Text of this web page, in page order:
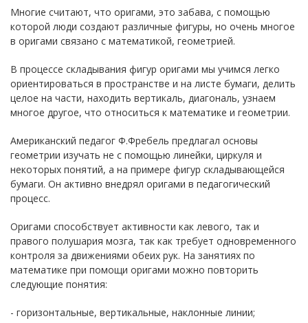
Многие считают, что оригами, это забава, с помощью
которой люди создают различные фигуры, но очень многое
в оригами связано с математикой, геометрией.
В процессе складывания фигур оригами мы учимся легко
ориентироваться в пространстве и на листе бумаги, делить
целое на части, находить вертикаль, диагональ, узнаем
многое другое, что относиться к математике и геометрии.
Американский педагог Ф.Фребель предлагал основы
геометрии изучать не с помощью линейки, циркуля и
некоторых понятий, а на примере фигур складывающейся
бумаги. Он активно внедрял оригами в педагогический
процесс.
Оригами способствует активности как левого, так и
правого полушария мозга, так как требует одновременного
контроля за движениями обеих рук. На занятиях по
математике при помощи оригами можно повторить
следующие понятия:
- горизонтальные, вертикальные, наклонные линии;